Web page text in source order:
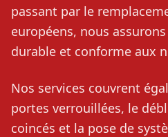
passant par le
européens, nous
durable et conforme aux
Nos services couvrent
portes verrouillées, le
coincés et la pose de